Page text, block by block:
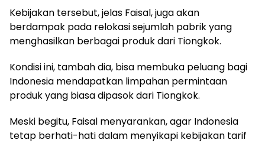
Kebijakan tersebut, jelas Faisal, juga akan
berdampak pada relokasi sejumlah pabrik yang
menghasilkan berbagai produk dari Tiongkok.
Kondisi ini, tambah dia, bisa membuka peluang bagi
Indonesia mendapatkan limpahan permintaan
produk yang biasa dipasok dari Tiongkok.
Meski begitu, Faisal menyarankan, agar Indonesia
tetap berhati-hati dalam menyikapi kebijakan tarif